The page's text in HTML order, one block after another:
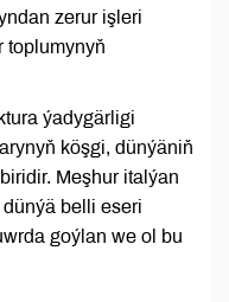
zerur işleri
toplumynyň
ýadygärligi
köşgi, dünýäniň
Meşhur italýan
belli eseri
goýlan we ol bu